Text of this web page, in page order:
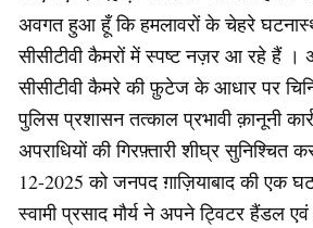
अवगत हुआ हूँ कि हमलावरों के चेहरे
सीसीटीवी कैमरों में स्पष्ट नज़र आ रहे हैं ।
सीसीटीवी कैमरे की फ़ुटेज के आधार पर
पुलिस प्रशासन तत्काल प्रभावी क़ानूनी
अपराधियों की गिरफ़्तारी शीघ्र सुनिश्चित
12-2025 को जनपद ग़ाज़ियाबाद की एक
स्वामी प्रसाद मौर्य ने अपने ट्विटर हैंडल